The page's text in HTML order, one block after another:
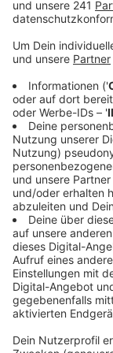
laufen.
Und die ersten
Nutzer in den
waren nicht
nicht an ihr Ziel
drei
Express-Bus,
in Overath hält.
aber
noch ausfallen.
aber erst noch:
mehr Pendler
Ersatzbusse